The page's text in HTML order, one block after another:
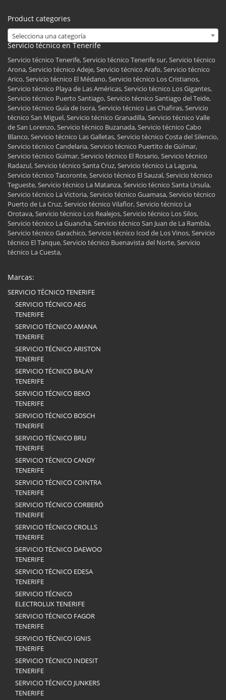
Product categories
Selecciona una categoría
Servicio técnico en Tenerife
Servicio técnico Tenerife, Servicio técnico Tenerife sur, Servicio técnico
Arona, Servicio técnico Adeje, Servicio técnico Arafo, Servicio técnico
Arico, Servicio técnico El Médano, Servicio técnico Los Cristianos,
Servicio técnico Playa de Las Américas, Servicio técnico Los Gigantes,
Servicio técnico Puerto Santiago, Servicio técnico Santiago del Teide,
Servicio técnico Guía de Isora, Servicio técnico Las Chafiras, Servicio
técnico San Miguel, Servicio técnico Granadilla, Servicio técnico Valle
de San Lorenzo, Servicio técnico Buzanada, Servicio técnico Cabo
Blanco, Servicio técnico Las Galletas, Servicio técnico Costa del Silencio,
Servicio técnico Candelaria, Servicio técnico Puertito de Güímar,
Servicio técnico Güímar, Servicio técnico El Rosario, Servicio técnico
Radazul, Servicio técnico Santa Cruz, Servicio técnico La Laguna,
Servicio técnico Tacoronte, Servicio técnico El Sauzal, Servicio técnico
Tegueste, Servicio técnico La Matanza, Servicio técnico Santa Ursula,
Servicio técnico La Victoria, Servicio técnico Guamasa, Servicio técnico
Puerto de La Cruz, Servicio técnico Vilaflor, Servicio técnico La
Orotava, Servicio técnico Los Realejos, Servicio técnico Los Silos,
Servicio técnico La Guancha, Servicio técnico San Juan de La Rambla,
Servicio técnico Garachico, Servicio técnico Icod de Los Vinos, Servicio
técnico El Tanque, Servicio técnico Buenavista del Norte, Servicio
técnico La Cuesta,
Marcas:
SERVICIO TÉCNICO TENERIFE
SERVICIO TÉCNICO AEG
TENERIFE
SERVICIO TÉCNICO AMANA
TENERIFE
SERVICIO TÉCNICO ARISTON
TENERIFE
SERVICIO TÉCNICO BALAY
TENERIFE
SERVICIO TÉCNICO BEKO
TENERIFE
SERVICIO TÉCNICO BOSCH
TENERIFE
SERVICIO TÉCNICO BRU
TENERIFE
SERVICIO TÉCNICO CANDY
TENERIFE
SERVICIO TÉCNICO COINTRA
TENERIFE
SERVICIO TÉCNICO CORBERÓ
TENERIFE
SERVICIO TÉCNICO CROLLS
TENERIFE
SERVICIO TÉCNICO DAEWOO
TENERIFE
SERVICIO TÉCNICO EDESA
TENERIFE
SERVICIO TÉCNICO
ELECTROLUX TENERIFE
SERVICIO TÉCNICO FAGOR
TENERIFE
SERVICIO TÉCNICO IGNIS
TENERIFE
SERVICIO TÉCNICO INDESIT
TENERIFE
SERVICIO TÉCNICO JUNKERS
TENERIFE